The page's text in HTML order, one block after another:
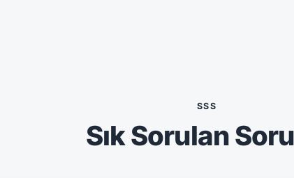
SSS
Sık Sorulan